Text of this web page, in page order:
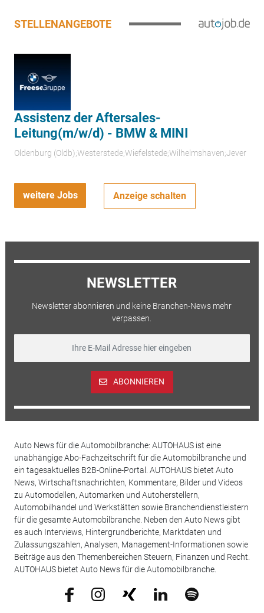
STELLENANGEBOTE
Assistenz der Aftersales-
Leitung(m/w/d) - BMW & MINI
Oldenburg (Oldb);Westerstede;Wiefelstede;Wilhelmshaven;Jever
weitere Jobs Anzeige schalten
NEWSLETTER
Newsletter abonnieren und keine Branchen-News mehr
verpassen.
ABONNIEREN
Auto News für die Automobilbranche: AUTOHAUS ist eine
unabhängige Abo-Fachzeitschrift für die Automobilbranche und
ein tagesaktuelles B2B-Online-Portal. AUTOHAUS bietet Auto
News, Wirtschaftsnachrichten, Kommentare, Bilder und Videos
zu Automodellen, Automarken und Autoherstellern,
Automobilhandel und Werkstätten sowie Branchendienstleistern
für die gesamte Automobilbranche. Neben den Auto News gibt
es auch Interviews, Hintergrundberichte, Marktdaten und
Zulassungszahlen, Analysen, Management-Informationen sowie
Beiträge aus den Themenbereichen Steuern, Finanzen und Recht.
AUTOHAUS bietet Auto News für die Automobilbranche.